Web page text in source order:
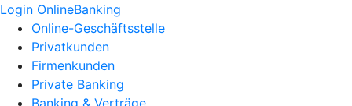
Login OnlineBanking
Online-Geschäftsstelle
Privatkunden
Firmenkunden
Private Banking
Banking & Verträge